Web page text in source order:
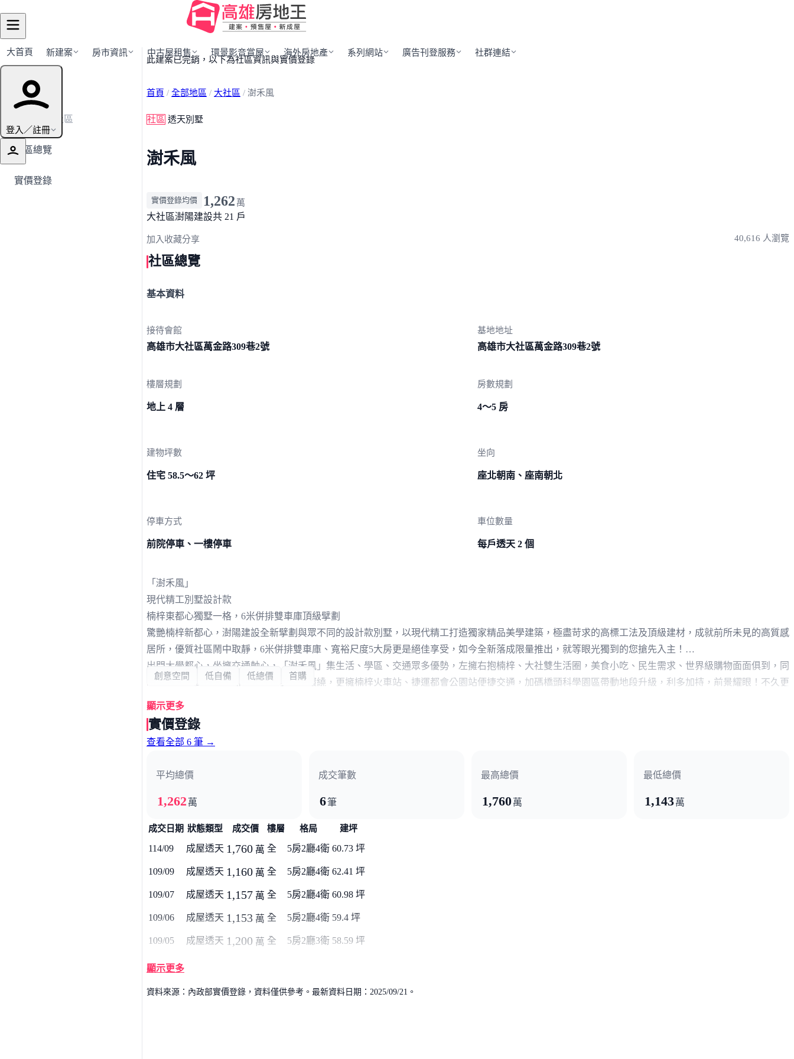
大首頁 新建案 房市資訊 中古屋租售 環景影音賞屋 海外房地產 系列網站 廣告刊登服務 社群連結
登入／註冊
建案導覽
← 返回大社區
社區總覽
實價登錄
此建案已完銷，以下為社區資訊與實價登錄
首頁 / 全部地區 / 大社區 / 澍禾風
社區 透天別墅
澍禾風
實價登錄均價 1,262 萬
大社區澍陽建設共 21 戶
加入收藏分享 40,616 人瀏覽
社區總覽
基本資料
接待會館
高雄市大社區萬金路309巷2號
基地地址
高雄市大社區萬金路309巷2號
樓層規劃
地上 4 層
房數規劃
4～5 房
建物坪數
住宅 58.5～62 坪
坐向
座北朝南、座南朝北
停車方式
前院停車、一樓停車
車位數量
每戶透天 2 個
「澍禾風」
現代精工別墅設計款
楠梓東都心獨墅一格，6米併排雙車庫頂級擘劃
驚艷楠梓新都心，澍陽建設全新擘劃與眾不同的設計款別墅，以現代精工打造獨家精品美學建築，極盡苛求的高標工法及頂級建材，成就前所未見的高質感
居所，優質社區鬧中取靜，6米併排雙車庫、寬裕尺度5大房更是絕佳享受，如今全新落成限量推出，就等眼光獨到的您搶先入主！
出門大學都心，坐擁交通軸心，「澍禾風」集生活、學區、交通眾多優勢，左擁右抱楠梓、大社雙生活圈，美食小吃、民生需求、世界級購物面面俱到，同
時享義大、高科大、樹科大等眾多大學環繞，更擁楠梓火車站、捷運都會公園站便捷交通，加碼橋頭科學園區帶動地段升級，利多加持，前景耀眼！不久更
有南岡山米樂商城打造時尚生活圈，離塵不離城絕佳生活非此莫屬。
捨棄擁擠鳥籠式大樓，享受有天有地美學別墅，高品質建築內外兼具，現代外觀勾勒獨特線條令人賞心悅目，讓您時刻沐浴最美居家風景，以精品身段結合
澍陽建設有口皆碑的嚴謹工法，不僅戶戶配備德瑞克衛浴、德匠廚具、王冠鋁門窗、冠軍地磚、監視保全系統等頂級建材寵愛生活，此外提供3年防水保固
更是安心可靠。完美居所最佳規劃，5大房闊綽空間，孝親房貼心設計，如此極品設計好宅，您千萬不容錯過！
賞屋專線：09868-51888 轉 35951
創意空間 低自備 低總價 首購
顯示更多
實價登錄
查看全部 6 筆 →
平均總價
1,262 萬
成交筆數
6筆
最高總價
1,760萬
最低總價
1,143萬
成交日期 狀態類型 成交價 樓層 格局 建坪
114/09 成屋透天 1,760 萬 全 5房2廳4衛 60.73 坪
109/09 成屋透天 1,160 萬 全 5房2廳4衛 62.41 坪
109/07 成屋透天 1,157 萬 全 5房2廳4衛 60.98 坪
109/06 成屋透天 1,153 萬 全 5房2廳4衛 59.4 坪
109/05 成屋透天 1,200 萬 全 5房2廳3衛 58.59 坪
顯示更多
資料來源：內政部實價登錄，資料僅供參考。最新資料日期：2025/09/21。